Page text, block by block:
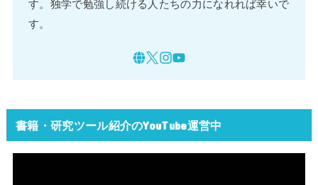
す。独学で勉強し続ける人たちの力になれれば幸いで
す。
書籍・研究ツール紹介のYouTube運営中